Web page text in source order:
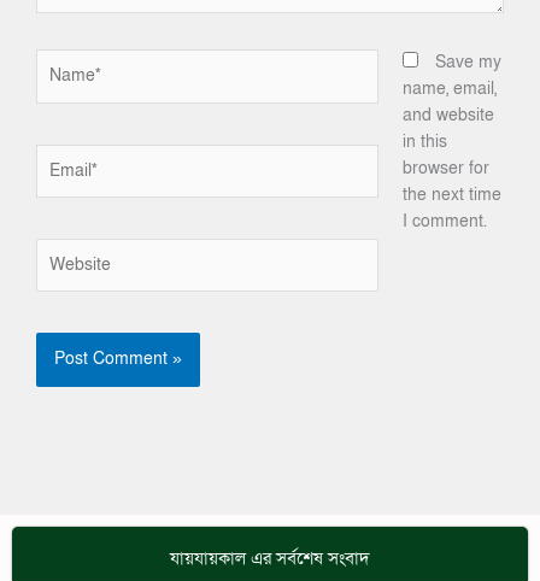
Save my
name, email,
and website
in this
browser for
the next time
I comment.
যায়যায়কাল এর সর্বশেষ সংবাদ